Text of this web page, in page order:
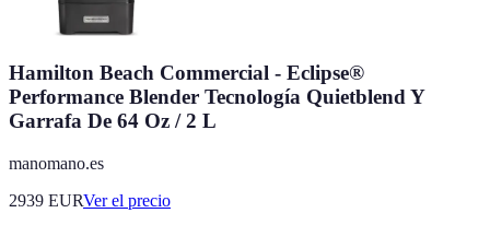
Hamilton Beach Commercial - Eclipse®
Performance Blender Tecnología Quietblend Y
Garrafa De 64 Oz / 2 L
manomano.es
2939 EURVer el precio